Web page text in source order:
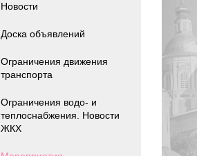
Новости
Доска объявлений
Ограничения движения
транспорта
Ограничения водо- и
теплоснабжения. Новости
ЖКХ